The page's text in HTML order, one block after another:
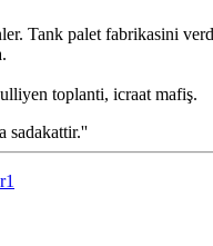
Tank palet fabrikasini
toplanti, icraat mafiş.
sadakattir.''